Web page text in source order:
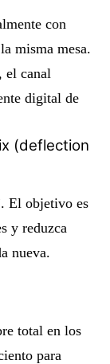
con
misma mesa.
el canal
digital de
(deflection
El objetivo es
y reduzca
nueva.
total en los
para